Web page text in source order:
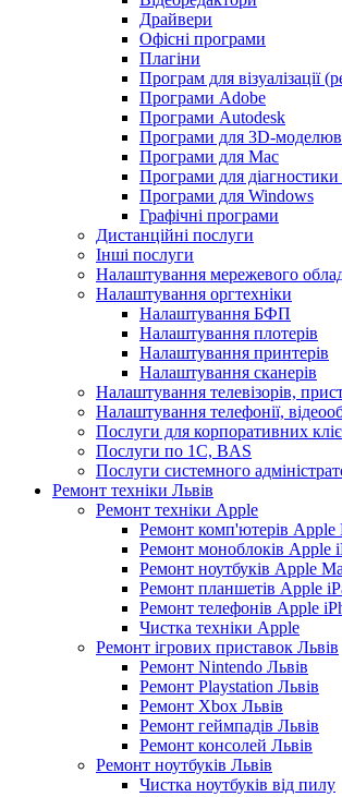
Драйвери
Офісні програми
Плагіни
Програм для візуалізації
Програми Adobe
Програми Autodesk
Програми для 3D-
Програми для Mac
Програми для діагностики
Програми для Windows
Графічні програми
Дистанційні послуги
Інші послуги
Налаштування мережевого
Налаштування оргтехніки
Налаштування БФП
Налаштування плотерів
Налаштування принтерів
Налаштування сканерів
Налаштування телевізорів,
Налаштування телефонії,
Послуги для корпоративних
Послуги по 1С, BAS
Послуги системного
Ремонт техніки Львів
Ремонт техніки Apple
Ремонт комп'ютерів Apple
Ремонт моноблоків Apple
Ремонт ноутбуків Apple
Ремонт планшетів Apple
Ремонт телефонів Apple
Чистка техніки Apple
Ремонт ігрових приставок Львів
Ремонт Nintendo Львів
Ремонт Playstation Львів
Ремонт Xbox Львів
Ремонт геймпадів Львів
Ремонт консолей Львів
Ремонт ноутбуків Львів
Чистка ноутбуків від пилу